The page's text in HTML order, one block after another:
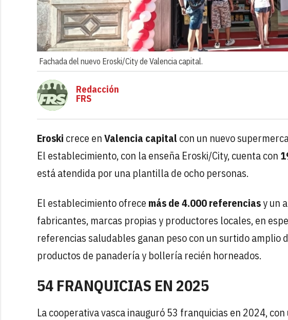
Fachada del nuevo Eroski/City de Valencia capital.
Redacción
FRS
Eroski crece enValencia capitalcon un nuevo
El establecimiento, con la enseña Eroski/City, cuenta con
está atendida por una plantilla de ocho personas.
El establecimiento ofrece más de 4.000 referenciasy un
fabricantes, marcas propias y productores locales, en
referencias saludables ganan peso con un surtido amplio
productos de panadería y bollería recién horneados.
54 FRANQUICIAS EN 2025
La cooperativa vasca inauguró 53 franquicias en 2024,